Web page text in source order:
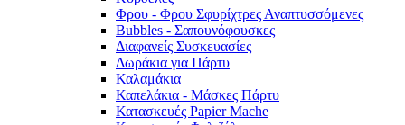
Φρου - Φρου Σφυρίχτρες Αναπτυσσόμενες
Bubbles - Σαπουνόφουσκες
Διαφανείς Συσκευασίες
Δωράκια για Πάρτυ
Καλαμάκια
Καπελάκια - Μάσκες Πάρτυ
Κατασκευές Papier Mache